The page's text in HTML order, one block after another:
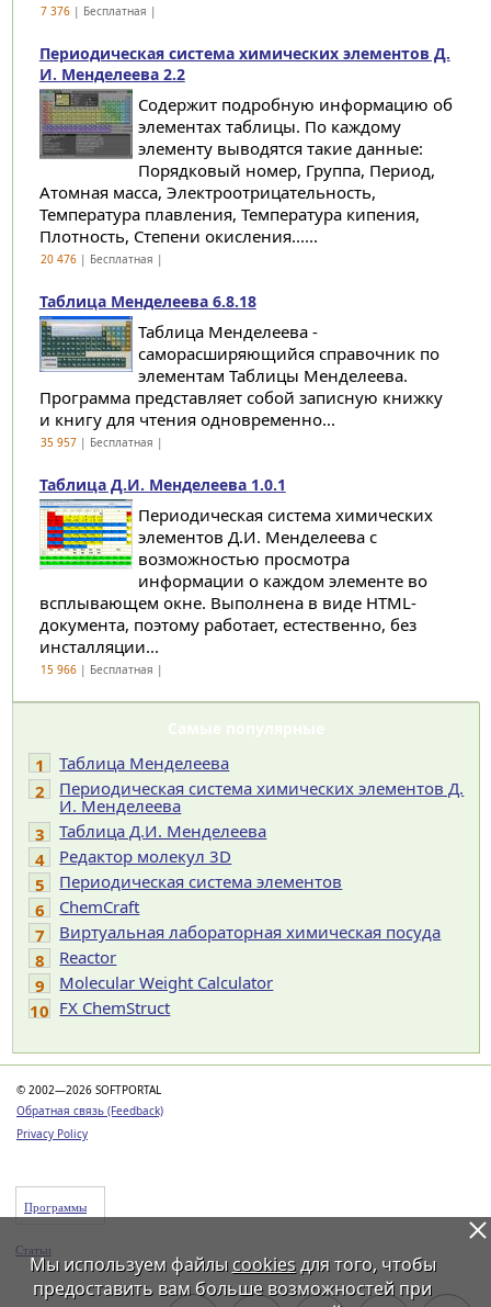
7 376| Бесплатная |
Периодическая система химических элементов Д.
И. Менделеева 2.2
Содержит подробную информацию об
элементах таблицы. По каждому
элементу выводятся такие данные:
Порядковый номер, Группа, Период,
Атомная масса, Электроотрицательность,
Температура плавления, Температура кипения,
Плотность, Степени окисления......
20 476| Бесплатная |
Таблица Менделеева 6.8.18
Таблица Менделеева -
саморасширяющийся справочник по
элементам Таблицы Менделеева.
Программа представляет собой записную книжку
и книгу для чтения одновременно...
35 957| Бесплатная |
Таблица Д.И. Менделеева 1.0.1
Периодическая система химических
элементов Д.И. Менделеева с
возможностью просмотра
информации о каждом элементе во
всплывающем окне. Выполнена в виде HTML-
документа, поэтому работает, естественно, без
инсталляции...
15 966| Бесплатная |
Самые популярные
1
Таблица Менделеева
2
Периодическая система химических элементов Д.
И. Менделеева
3
Таблица Д.И. Менделеева
4
Редактор молекул 3D
5
Периодическая система элементов
6
ChemCraft
7
Виртуальная лабораторная химическая посуда
8
Reactor
9
Molecular Weight Calculator
10 FX ChemStruct
© 2002—2026 SOFTPORTAL
Обратная связь (Feedback)
Privacy Policy
Программы
Статьи
Мы используем файлы cookiesдля того, чтобы
предоставить вам больше возможностей при